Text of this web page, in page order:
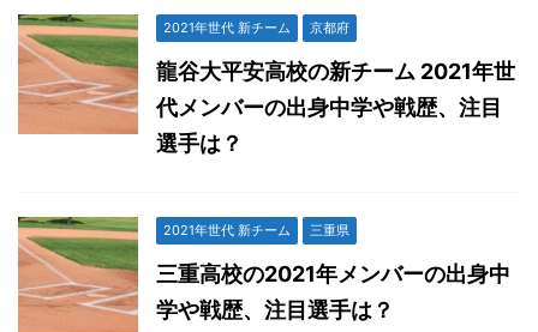
2021年世代 新チーム 京都府
龍谷大平安高校の新チーム 2021年世
代メンバーの出身中学や戦歴、注目
選手は？
2021年世代 新チーム 三重県
三重高校の2021年メンバーの出身中
学や戦歴、注目選手は？